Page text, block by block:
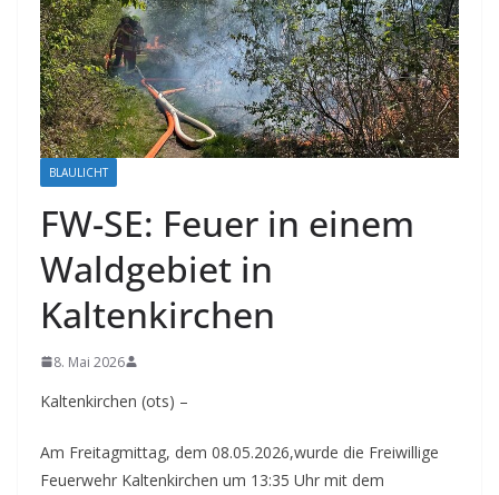
BLAULICHT
FW-SE: Feuer in einem
Waldgebiet in
Kaltenkirchen
8. Mai 2026
Kaltenkirchen (ots) –
Am Freitagmittag, dem 08.05.2026,wurde die Freiwillige
Feuerwehr Kaltenkirchen um 13:35 Uhr mit dem